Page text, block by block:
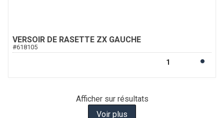
VERSOIR DE RASETTE ZX GAUCHE
#618105
Afficher sur résultats
Voir plus